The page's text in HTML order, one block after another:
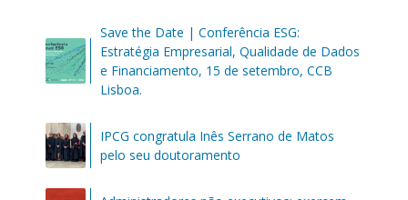
Save the Date | Conferência ESG:
Estratégia Empresarial, Qualidade de Dados
e Financiamento, 15 de setembro, CCB
Lisboa.
IPCG congratula Inês Serrano de Matos
pelo seu doutoramento